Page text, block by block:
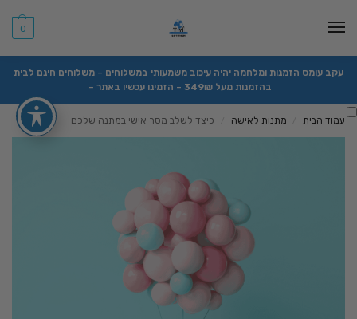
0
עקב עומס הזמנות ומלחמה יהיה עיכוב משמעותי במשלוחים – משלוחים חינם לבית
בהזמנות מעל 349₪ – הזמינו עכשיו באתר –
עמוד הבית מתנות לאישה כיצד לשלב מסר אישי במתנה שלכם